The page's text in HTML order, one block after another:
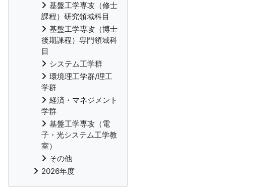
基盤工学専攻（修士
課程）研究領域科目
基盤工学専攻（博士
後期課程）専門領域科
目
システム工学群
環境理工学群/理工
学群
経済・マネジメント
学群
基盤工学専攻（電
子・光システム工学教
室）
その他
2026年度